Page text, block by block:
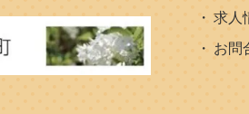
求人
お問